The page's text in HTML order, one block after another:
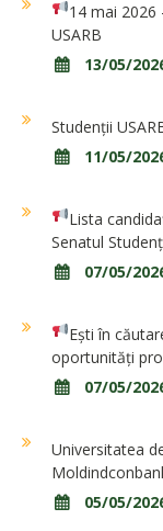
14 mai 2026
USARB
13/05/
Studenții
11/05/
Lista
Senatul
07/05/
Ești în
oportunități
07/05/
Universitatea
05/05/